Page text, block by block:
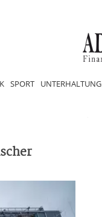
SPORT UNTERHALTUNG